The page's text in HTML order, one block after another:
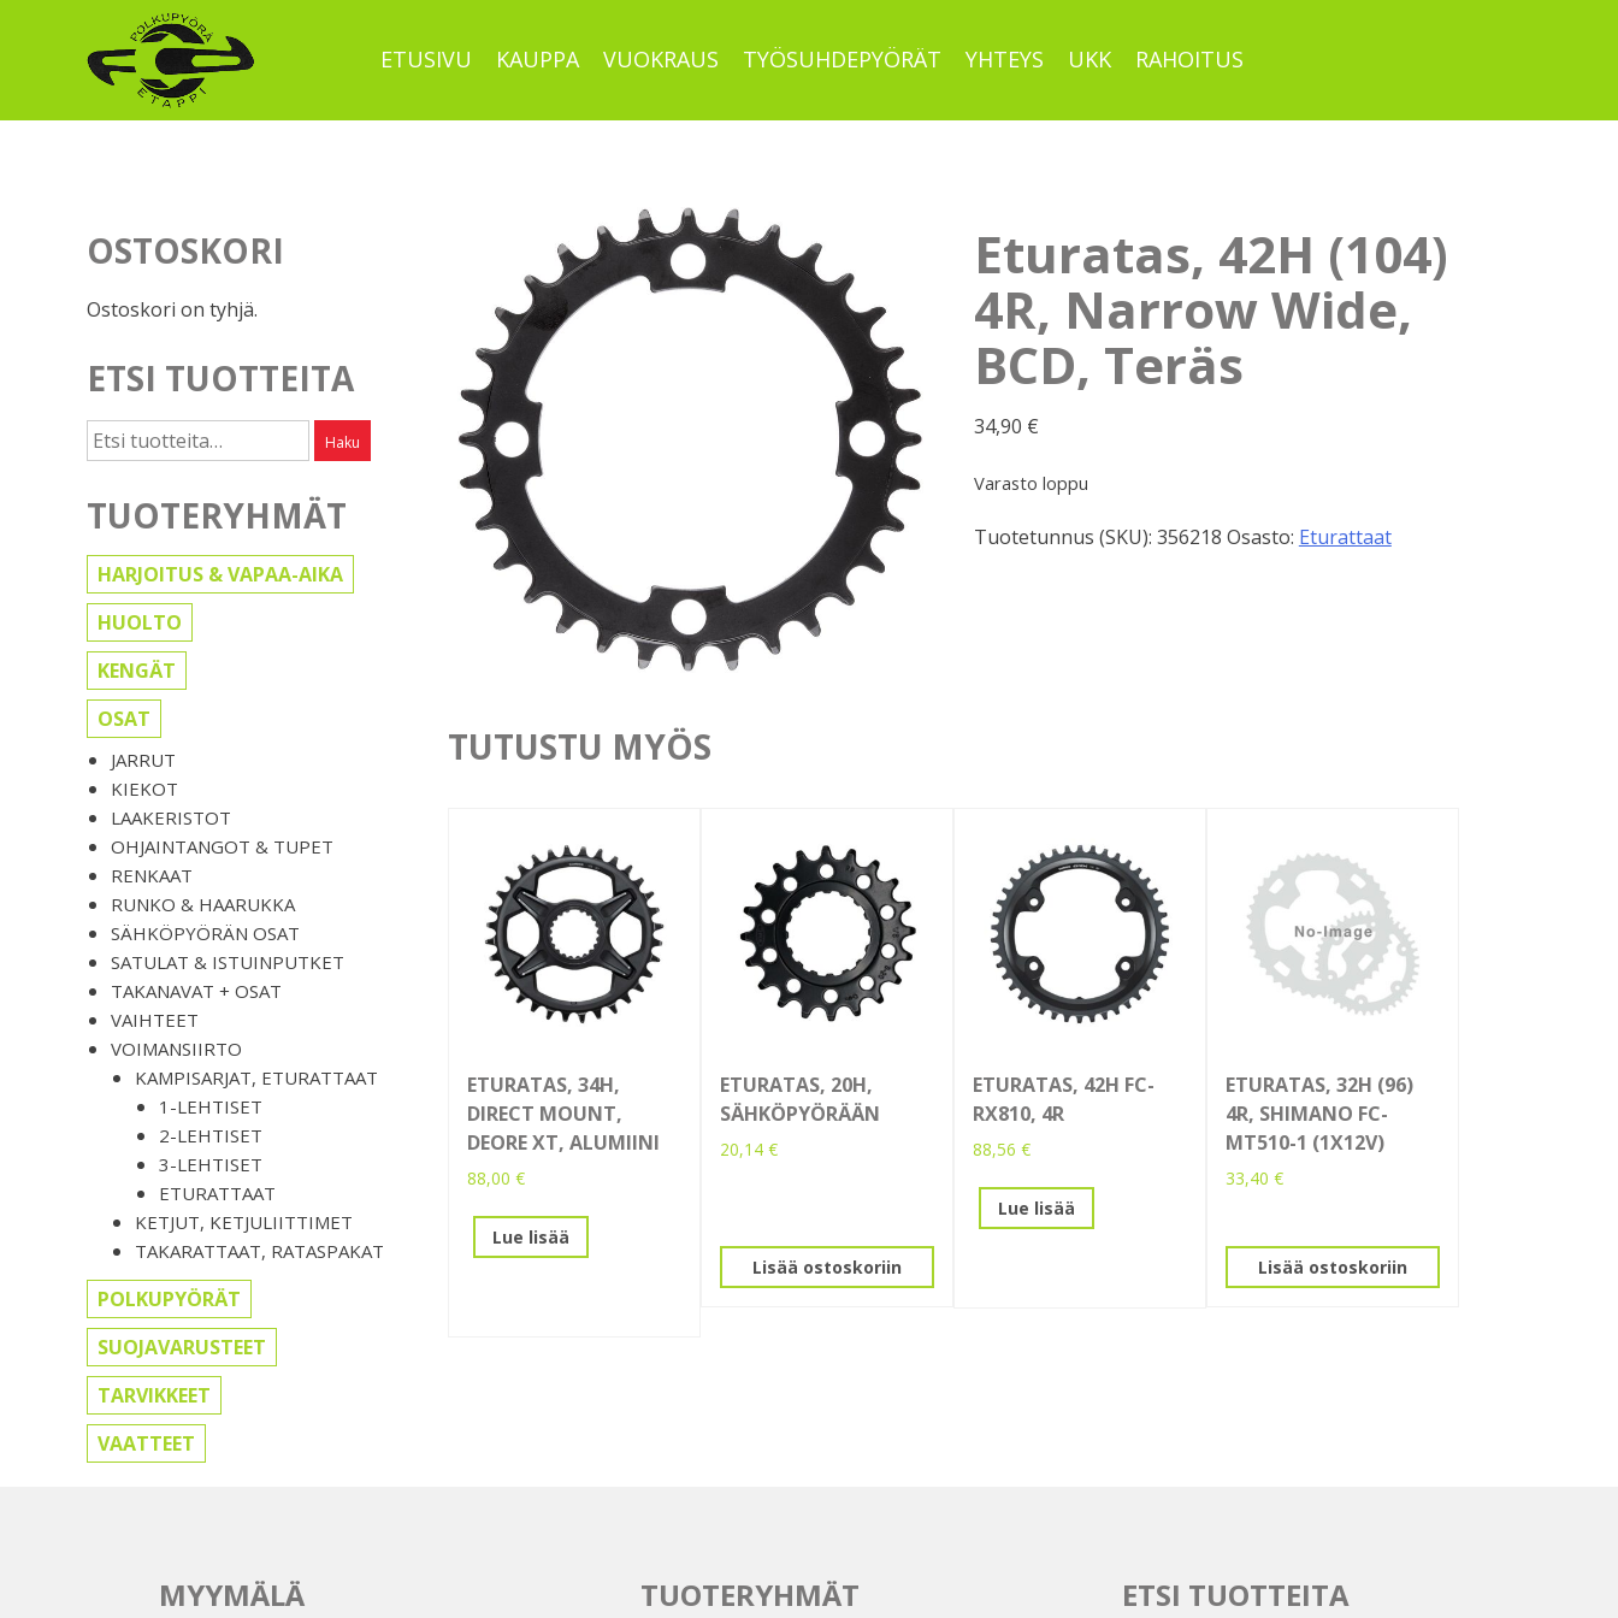
ETUSIVU KAUPPA VUOKRAUS TYÖSUHDEPYÖRÄT YHTEYS UKK RAHOITUS
OSTOSKORI
Ostoskori on tyhjä.
ETSI TUOTTEITA
Etsi: Haku
TUOTERYHMÄT
HARJOITUS & VAPAA-AIKA
HUOLTO
KENGÄT
OSAT
JARRUT
KIEKOT
LAAKERISTOT
OHJAINTANGOT & TUPET
RENKAAT
RUNKO & HAARUKKA
SÄHKÖPYÖRÄN OSAT
SATULAT & ISTUINPUTKET
TAKANAVAT + OSAT
VAIHTEET
VOIMANSIIRTO
KAMPISARJAT, ETURATTAAT
1-LEHTISET
2-LEHTISET
3-LEHTISET
ETURATTAAT
KETJUT, KETJULIITTIMET
TAKARATTAAT, RATASPAKAT
POLKUPYÖRÄT
SUOJAVARUSTEET
TARVIKKEET
VAATTEET
Eturatas, 42H (104)
4R, Narrow Wide,
BCD, Teräs
34,90 €
Varasto loppu
Tuotetunnus (SKU): 356218 Osasto: Eturattaat
TUTUSTU MYÖS
ETURATAS, 34H,
DIRECT MOUNT,
DEORE XT, ALUMIINI
88,00 €
Lue lisää
ETURATAS, 20H,
SÄHKÖPYÖRÄÄN
20,14 €
Lisää ostoskoriin
ETURATAS, 42H FC-
RX810, 4R
88,56 €
Lue lisää
ETURATAS, 32H (96)
4R, SHIMANO FC-
MT510-1 (1X12V)
33,40 €
Lisää ostoskoriin
MYYMÄLÄ TUOTERYHMÄT ETSI TUOTTEITA